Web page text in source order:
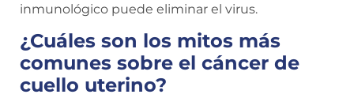
inmunológico puede eliminar el virus.
¿Cuáles son los mitos más
comunes sobre el cáncer de
cuello uterino?